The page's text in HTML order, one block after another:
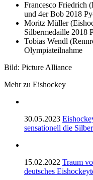
Francesco Friedrich
und 4er Bob 2018
Moritz Müller
Silbermedaille 2018
Tobias Wendl
Olympiateilnahme
Bild: Picture Alliance
Mehr zu Eishockey
30.05.2023
sensationell die
15.02.2022 Traum
deutsches